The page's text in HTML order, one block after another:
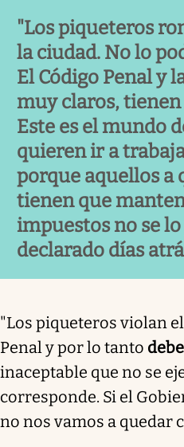
"Los piqueteros
la ciudad. No lo
El Código Penal y
muy claros,
Este es el mundo
quieren ir a
porque aquellos a
tienen que
impuestos no se
declarado días
"Los piqueteros violan
Penal y por lo tanto
inaceptable que no se
corresponde. Si el
no nos vamos a quedar